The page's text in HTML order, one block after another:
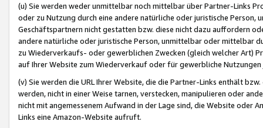
(u) Sie werden weder unmittelbar noch mittelbar über Partner-Links
oder zu Nutzung durch eine andere natürliche oder juristische
Geschäftspartnern nicht gestatten bzw. diese nicht dazu auffordern
andere natürliche oder juristische Person, unmittelbar oder mittelbar
zu Wiederverkaufs- oder gewerblichen Zwecken (gleich welcher Art)
auf Ihrer Website zum Wiederverkauf oder für gewerbliche
(v) Sie werden die URL Ihrer Website, die die Partner-Links enthält
werden, nicht in einer Weise tarnen, verstecken, manipulieren oder
nicht mit angemessenem Aufwand in der Lage sind, die Website oder
Links eine Amazon-Website aufruft.